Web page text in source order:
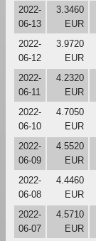
2022-
06-13
3.3460
EUR
2022-
06-12
3.9720
EUR
2022-
06-11
4.2320
EUR
2022-
06-10
4.7050
EUR
2022-
06-09
4.5520
EUR
2022-
06-08
4.4460
EUR
2022-
06-07
4.5710
EUR